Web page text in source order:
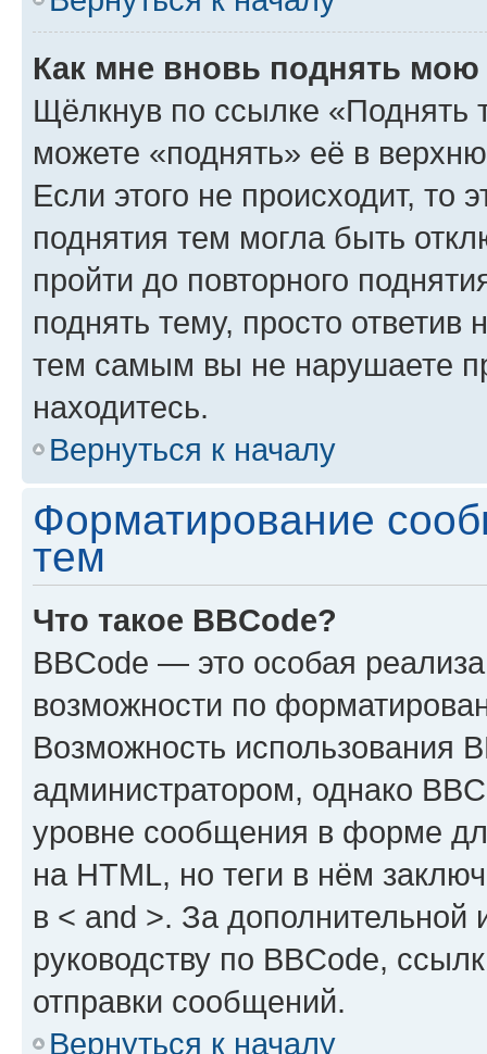
Как мне вновь поднять мою
Щёлкнув по ссылке «Поднять
можете «поднять» её в
Если этого не происходит, то
поднятия тем могла быть
пройти до повторного
поднять тему, просто ответив
тем самым вы не нарушаете
находитесь.
Вернуться к началу
Форматирование
тем
Что такое BBCode?
BBCode — это особая
возможности по
Возможность использования
администратором, однако
уровне сообщения в форме
на HTML, но теги в нём
в < and >. За
руководству по BBCode,
отправки сообщений.
Вернуться к началу